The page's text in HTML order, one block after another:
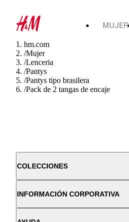
MUJER
hm.com
/Mujer
/Lenceria
/Pantys
/Pantys tipo brasilera
/Pack de 2 tangas de encaje
COLECCIONES
INFORMACIÓN CORPORATIVA